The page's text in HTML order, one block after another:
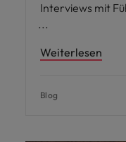
Interviews mit
Weiterlesen
Blog